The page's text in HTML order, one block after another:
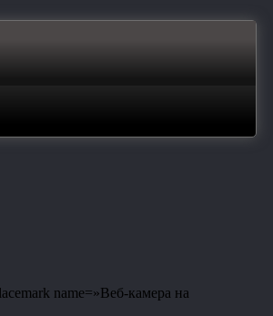
name=»Веб-камера на